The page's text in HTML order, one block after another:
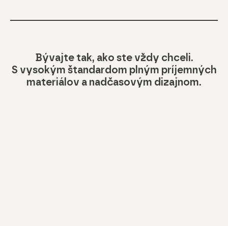
Bývajte tak, ako ste vždy chceli.
S vysokým štandardom plným príjemných
materiálov a nadčasovým dizajnom.